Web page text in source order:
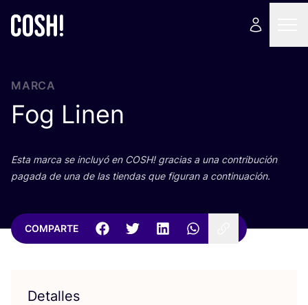
MARCA
Fog Linen
Esta mar­ca se inclu­yó en COSH! gra­cias a una con­tri­bu­ción
paga­da de una de las tien­das que figu­ran a continuación.
COMPARTE
Detalles